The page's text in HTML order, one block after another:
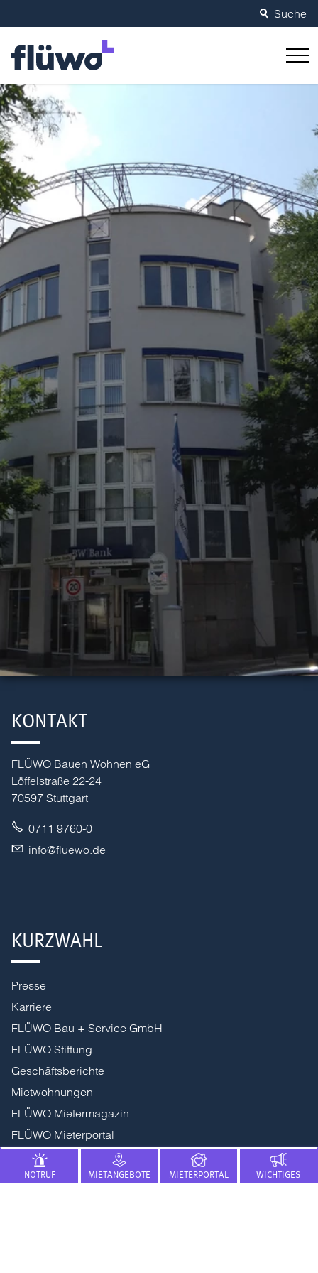
Suche
KONTAKT
FLÜWO Bauen Wohnen eG
Löffelstraße 22-24
70597 Stuttgart
0711 9760-0
nf
fl w d
KURZWAHL
Presse
Karriere
FLÜWO Bau + Service GmbH
FLÜWO Stiftung
Geschäftsberichte
Mietwohnungen
FLÜWO Mietermagazin
FLÜWO Mieterportal
Projektentwicklung
NOTRUF MIETANGEBOTE MIETERPORTAL WICHTIGES